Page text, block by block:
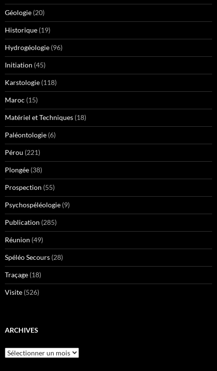
Géologie (20)
Historique (19)
Hydrogéologie (96)
Initiation (45)
Karstologie (118)
Maroc (15)
Matériel et Techniques (18)
Paléontologie (6)
Pérou (221)
Plongée (38)
Prospection (55)
Psychospéléologie (9)
Publication (285)
Réunion (49)
Spéléo Secours (28)
Traçage (18)
Visite (526)
ARCHIVES
Archives